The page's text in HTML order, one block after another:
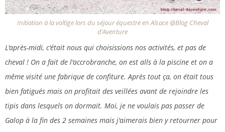
Initiation à la voltige lors du séjour équestre en Alsace @Blog Cheval
d'Aventure
L'après-midi, c'était nous qui choisissions nos activités, et pas de
cheval ! On a fait de l'accrobranche, on est alls à la piscine et on a
même visité une fabrique de confiture. Après tout ça, on était tous
bien fatigués mais on profitait des veillées avant de rejoindre les
tipis dans lesquels on dormait. Moi, je ne voulais pas passer de
Galop à la fin des 2 semaines mais j'aimerais bien y retourner pour